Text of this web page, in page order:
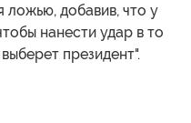
добавив, что у
нанести удар в то
президент".